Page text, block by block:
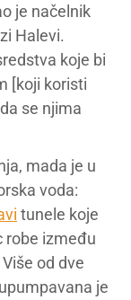
je načelnik
Halevi.
koje bi
[koji koristi
se njima
mada je u
voda:
tunele koje
robe između
od dve
je